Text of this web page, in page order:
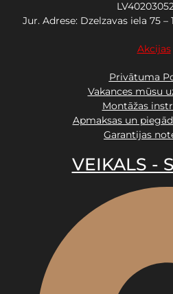
Jur. Adrese: Dzelzavas iela 75 –
Akcijas
Privātuma
Vakances mūsu
Montāžas
Apmaksas un
Garantijas
VEIKALS -